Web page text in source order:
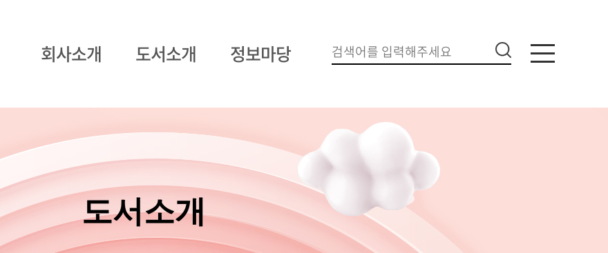
회사소개 도서소개 정보마당
도서소개